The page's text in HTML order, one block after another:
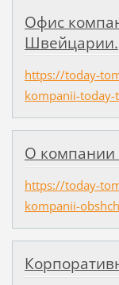
Офис
Швейцарии.
https://today-
kompanii-
О компании
https://today-
kompanii-